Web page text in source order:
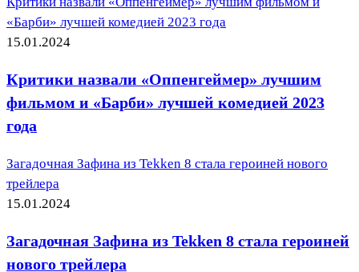
«Барби» лучшей комедией 2023 года
15.01.2024
Критики назвали «Оппенгеймер» лучшим
фильмом и «Барби» лучшей комедией 2023
года
Загадочная Зафина из Tekken 8 стала героиней нового
трейлера
15.01.2024
Загадочная Зафина из Tekken 8 стала героиней
нового трейлера